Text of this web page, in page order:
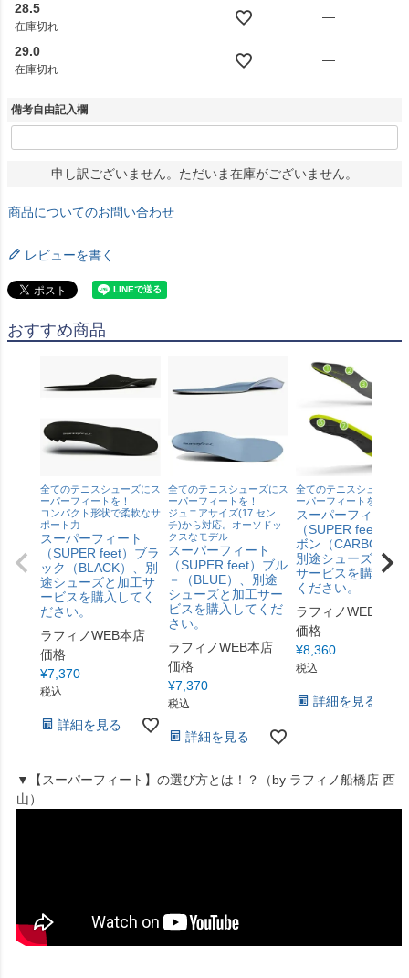
28.5
在庫切れ
—
29.0
在庫切れ
—
備考自由記入欄
申し訳ございません。ただいま在庫がございません。
商品についてのお問い合わせ
レビューを書く
おすすめ商品
全てのテニスシューズにス
ーパーフィートを！
コンパクト形状で柔軟なサ
ポート力
スーパーフィート
（SUPER feet）ブラ
ック（BLACK）、別
途シューズと加工サ
ービスを購入してく
ださい。
ラフィノWEB本店
価格
¥7,370
税込
詳細を見る
全てのテニスシューズにス
ーパーフィートを！
ジュニアサイズ(17 セン
チ)から対応。オーソドッ
クスなモデル
スーパーフィート
（SUPER feet）ブル
－（BLUE）、別途
シューズと加工サー
ビスを購入してくだ
さい。
ラフィノWEB本店
価格
¥7,370
税込
詳細を見る
全てのテニスシューズに
ーパーフィートを！
スーパーフィート
（SUPER feet）カ
ボン（CARBON）
別途シューズと加
サービスを購入し
ください。
ラフィノWEB本店
価格
¥8,360
税込
詳細を見る
▼【スーパーフィート】の選び方とは！？（by ラフィノ船橋店 西
山）